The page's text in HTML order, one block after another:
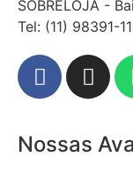
SOBRELOJA -
​​​​​​​​​​​​​​​​​​​​Tel: (11) 98391-
Nossas